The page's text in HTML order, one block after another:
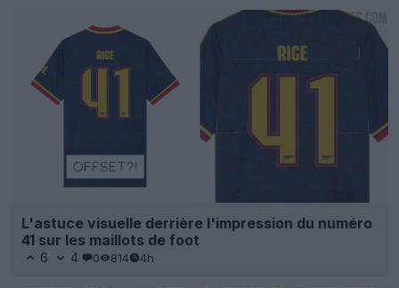
L'astuce visuelle derrière l'impression du numéro
41 sur les maillots de foot
6 4 0 814 4h